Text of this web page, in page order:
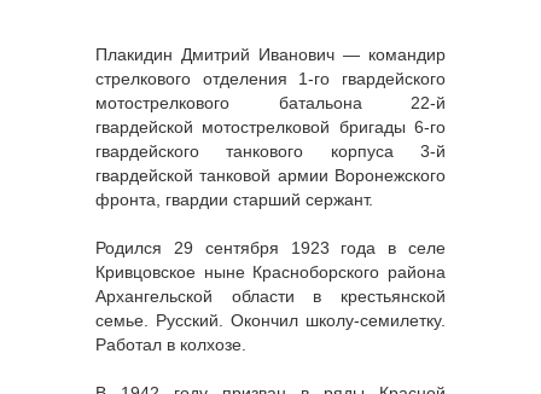
Плакидин Дмитрий Иванович — командир
стрелкового отделения 1-го гвардейского
мотострелкового батальона 22-й
гвардейской мотострелковой бригады 6-го
гвардейского танкового корпуса 3-й
гвардейской танковой армии Воронежского
фронта, гвардии старший сержант.
Родился 29 сентября 1923 года в селе
Кривцовское ныне Красноборского района
Архангельской области в крестьянской
семье. Русский. Окончил школу-семилетку.
Работал в колхозе.